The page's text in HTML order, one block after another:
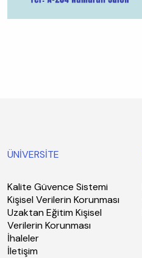
ÜNİVERSİTE
Kalite Güvence Sistemi
Kişisel Verilerin Korunması
Uzaktan Eğitim Kişisel
Verilerin Korunması
İhaleler
İletişim